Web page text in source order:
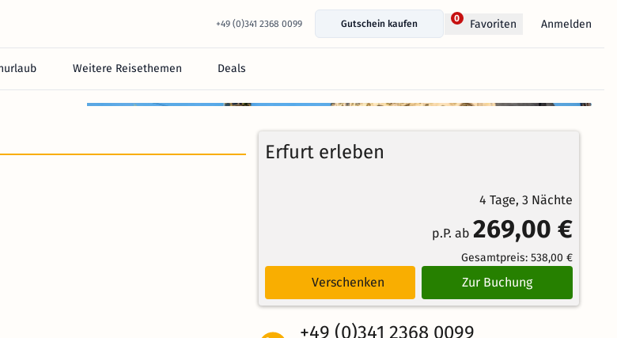
+49 (0)341 2368 0099 Gutschein kaufen
0 Favoriten Anmelden
Weitere Reisethemen Deals
Erfurt erleben
4 Tage, 3 Nächte
p.P. ab 269,00 €
Gesamtpreis: 538,00 €
Verschenken Zur Buchung
+49 (0)341 2368 0099